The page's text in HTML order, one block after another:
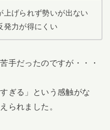
上げられず勢いが出ない
発力が得にくい
手だったのですが・・・
ぎる」という感触がな
られました。